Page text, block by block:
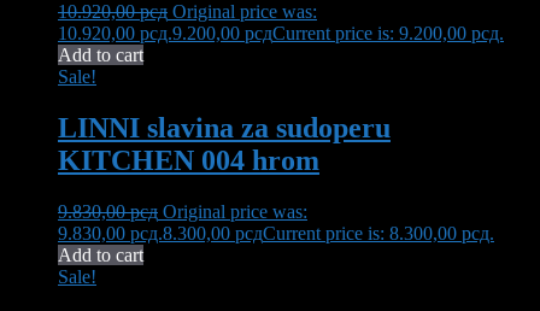
10.920,00рсд Original price was:
10.920,00 рсд.9.200,00 рсдCurrent price is: 9.200,00 рсд.
Add to cart
Sale!
LINNI slavina za sudoperu
KITCHEN 004 hrom
9.830,00рсд Original price was:
9.830,00 рсд.8.300,00 рсдCurrent price is: 8.300,00 рсд.
Add to cart
Sale!